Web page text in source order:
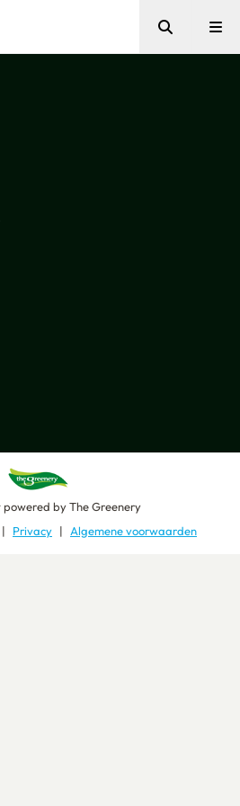
Zoeken
powered byThe Greenery
Privacy Algemene voorwaarden